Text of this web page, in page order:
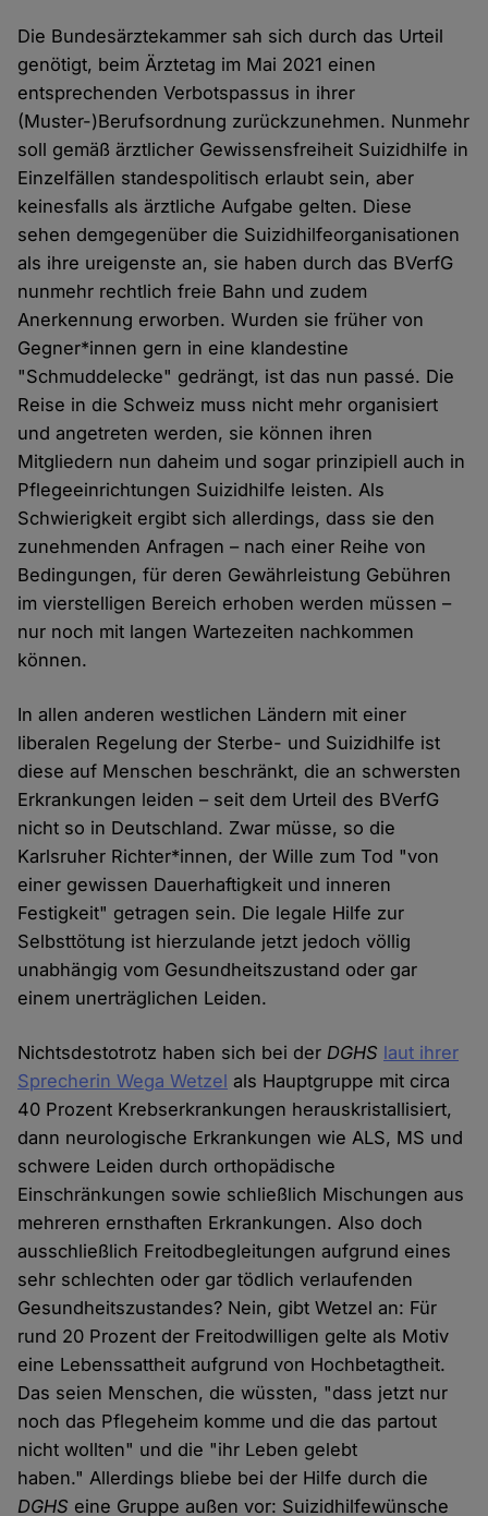
Die Bundesärztekammer sah sich durch das Urteil
genötigt, beim Ärztetag im Mai 2021 einen
entsprechenden Verbotspassus in ihrer
(Muster-)Berufsordnung zurückzunehmen. Nunmehr
soll gemäß ärztlicher Gewissensfreiheit Suizidhilfe in
Einzelfällen standespolitisch erlaubt sein, aber
keinesfalls als ärztliche Aufgabe gelten. Diese
sehen demgegenüber die Suizidhilfeorganisationen
als ihre ureigenste an, sie haben durch das BVerfG
nunmehr rechtlich freie Bahn und zudem
Anerkennung erworben. Wurden sie früher von
Gegner*innen gern in eine klandestine
"Schmuddelecke" gedrängt, ist das nun passé. Die
Reise in die Schweiz muss nicht mehr organisiert
und angetreten werden, sie können ihren
Mitgliedern nun daheim und sogar prinzipiell auch in
Pflegeeinrichtungen Suizidhilfe leisten. Als
Schwierigkeit ergibt sich allerdings, dass sie den
zunehmenden Anfragen – nach einer Reihe von
Bedingungen, für deren Gewährleistung Gebühren
im vierstelligen Bereich erhoben werden müssen –
nur noch mit langen Wartezeiten nachkommen
können.
In allen anderen westlichen Ländern mit einer
liberalen Regelung der Sterbe- und Suizidhilfe ist
diese auf Menschen beschränkt, die an schwersten
Erkrankungen leiden – seit dem Urteil des BVerfG
nicht so in Deutschland. Zwar müsse, so die
Karlsruher Richter*innen, der Wille zum Tod "von
einer gewissen Dauerhaftigkeit und inneren
Festigkeit" getragen sein. Die legale Hilfe zur
Selbsttötung ist hierzulande jetzt jedoch völlig
unabhängig vom Gesundheitszustand oder gar
einem unerträglichen Leiden.
Nichtsdestotrotz haben sich bei derDGHS laut ihrer
Sprecherin Wega Wetzel als Hauptgruppe mit circa
40 Prozent Krebserkrankungen herauskristallisiert,
dann neurologische Erkrankungen wie ALS, MS und
schwere Leiden durch orthopädische
Einschränkungen sowie schließlich Mischungen aus
mehreren ernsthaften Erkrankungen. Also doch
ausschließlich Freitodbegleitungen aufgrund eines
sehr schlechten oder gar tödlich verlaufenden
Gesundheitszustandes? Nein, gibt Wetzel an: Für
rund 20 Prozent der Freitodwilligen gelte als Motiv
eine Lebenssattheit aufgrund von Hochbetagtheit.
Das seien Menschen, die wüssten, "dass jetzt nur
noch das Pflegeheim komme und die das partout
nicht wollten" und die "ihr Leben gelebt
haben." Allerdings bliebe bei der Hilfe durch die
DGHS eine Gruppe außen vor: Suizidhilfewünsche